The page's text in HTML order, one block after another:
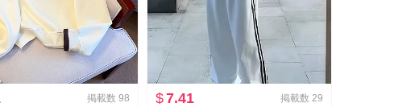
掲載数 98
$7.41 掲載数 29